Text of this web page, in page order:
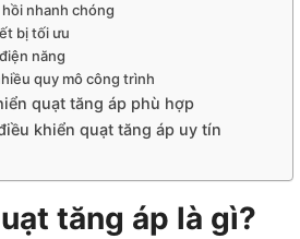
nhanh chóng
bị tối ưu
năng
quy mô công trình
quạt tăng áp phù hợp
khiển quạt tăng áp uy tín
tăng áp là gì?